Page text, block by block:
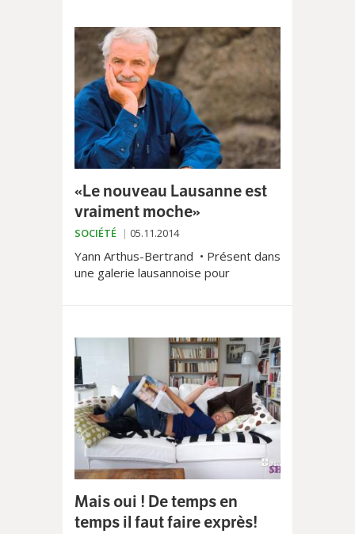
Rencontre en toute décontraction.
«Le nouveau Lausanne est
vraiment moche»
SOCIÉTÉ 05.11.2014
Yann Arthus-Bertrand • Présent dans
une galerie lausannoise pour
laissé aller à quelques confessions.
Mais oui ! De temps en
temps il faut faire exprès!